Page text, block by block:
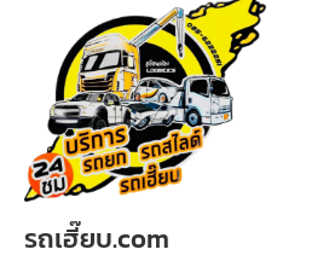
รถเฮี๊ยบ.com